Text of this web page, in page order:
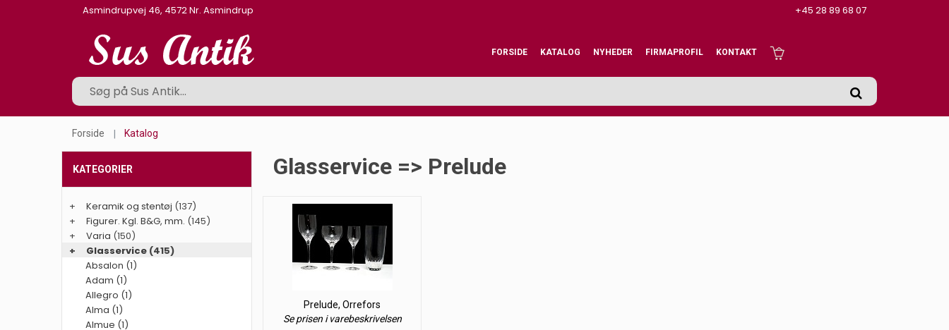
Asmindrupvej 46, 4572 Nr. Asmindrup +45 28 89 68 07
FORSIDE KATALOG NYHEDER FIRMAPROFIL KONTAKT
Forside Katalog
Glasservice => Prelude
Prelude, Orrefors
Se prisen i varebeskrivelsen
KATEGORIER
+ Keramik og stentøj (137)
+
Figurer. Kgl. B&G, mm. (145)
+
Varia (150)
+
Glasservice (415)
Absalon (1)
Adam (1)
Allegro (1)
Alma (1)
Almue (1)